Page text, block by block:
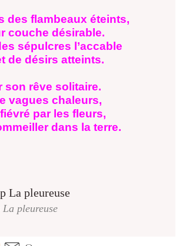
des flambeaux éteints,
couche désirable.
sépulcres l’accable
de désirs atteints.
son rêve solitaire.
vagues chaleurs,
par les fleurs,
dans la terre.
pleureuse